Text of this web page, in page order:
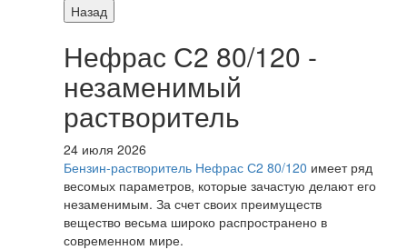
Назад
Нефрас С2 80/120 -
незаменимый
растворитель
24 июля 2026
Бензин-растворитель Нефрас С2 80/120 имеет ряд
весомых параметров, которые зачастую делают его
незаменимым. За счет своих преимуществ
вещество весьма широко распространено в
современном мире.